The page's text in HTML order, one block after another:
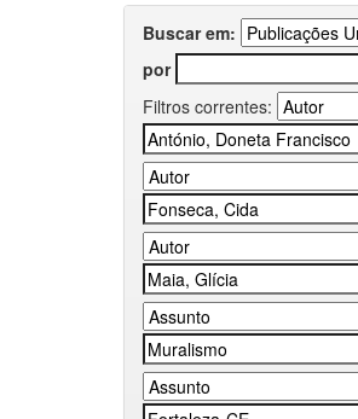
Buscar em:
por
Filtros correntes: